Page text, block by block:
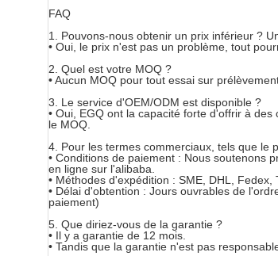
FAQ
1. Pouvons-nous obtenir un prix inférieur ?
• Oui, le prix n'est pas un problème, tout
2. Quel est votre MOQ ?
• Aucun MOQ pour tout essai sur
3. Le service d'OEM/ODM est disponible ?
• Oui, EGQ ont la capacité forte d'offrir à
le MOQ.
4. Pour les termes commerciaux, tels que le
• Conditions de paiement : Nous soutenons
en ligne sur l'alibaba.
• Méthodes d'expédition : SME, DHL,
• Délai d'obtention : Jours ouvrables de
paiement)
5. Que diriez-vous de la garantie ?
• Il y a garantie de 12 mois.
• Tandis que la garantie n'est pas